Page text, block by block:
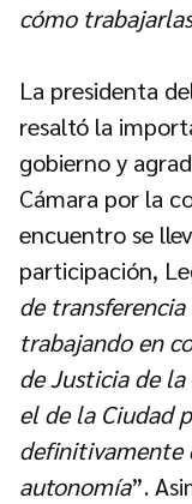
cómo
La presidenta
resaltó la
gobierno y
Cámara por la
encuentro se
participación,
de
trabajando en
de Justicia de
el de la Ciudad
definitivamente
autonomía”.